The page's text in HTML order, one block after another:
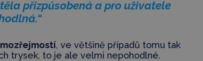
přizpůsobená a pro uživatele
, ve většině případů tomu tak
trysek, to je ale velmi nepohodlné.